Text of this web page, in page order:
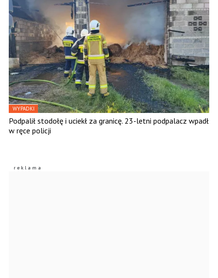
WYPADKI
Podpalił stodołę i uciekł za granicę. 23-letni podpalacz wpadł
w ręce policji